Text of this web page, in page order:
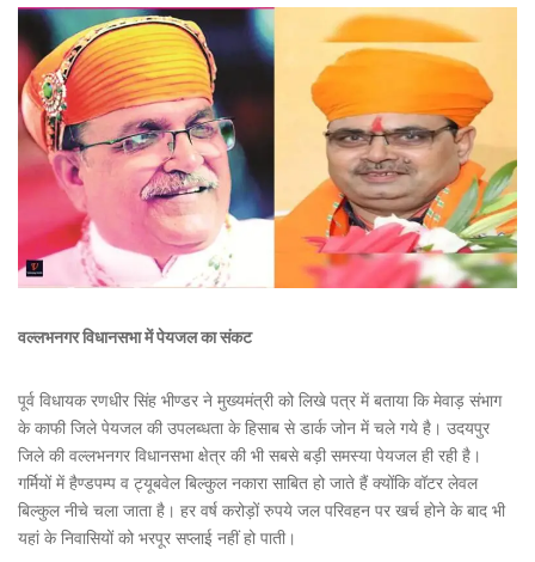
वल्लभनगर विधानसभा में पेयजल का संकट
पूर्व विधायक रणधीर सिंह भीण्डर ने मुख्यमंत्री को लिखे पत्र में बताया कि मेवाड़ संभाग
के काफी जिले पेयजल की उपलब्धता के हिसाब से डार्क जोन में चले गये है। उदयपुर
जिले की वल्लभनगर विधानसभा क्षेत्र की भी सबसे बड़ी समस्या पेयजल ही रही है।
गर्मियों में हैण्डपम्प व ट्यूबवेल बिल्कुल नकारा साबित हो जाते हैं क्योंकि वॉटर लेवल
बिल्कुल नीचे चला जाता है। हर वर्ष करोड़ों रुपये जल परिवहन पर खर्च होने के बाद भी
यहां के निवासियों को भरपूर सप्लाई नहीं हो पाती।